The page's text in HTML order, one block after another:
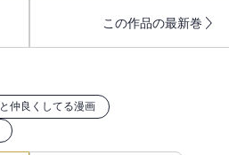
この作品の最新巻
仲良くしてる漫画